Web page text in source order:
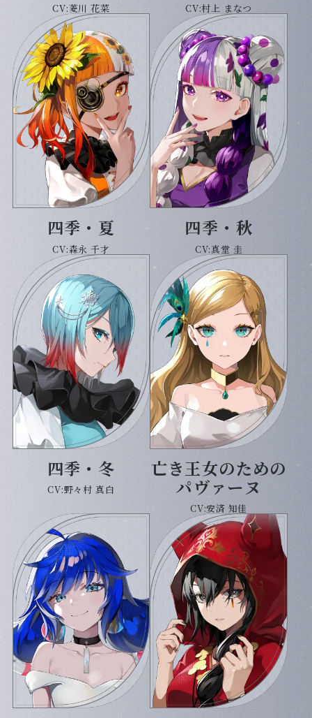
CV:菱川 花菜 CV:村上 まなつ
四季・夏
CV:森永 千才
四季・秋
CV:真堂 圭
四季・冬
CV:野々村 真白
亡き王女のための
パヴァーヌ
CV:安済 知佳